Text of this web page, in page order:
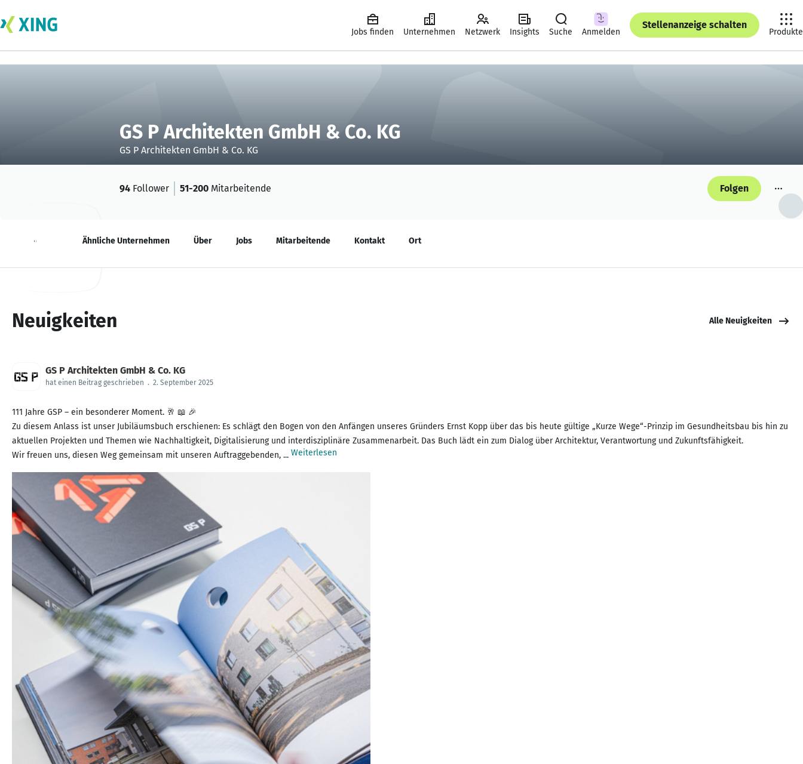
Jobs finden Unternehmen Netzwerk Insights Suche Anmelden
Stellenanzeige schalten
Produkte
GS P Architekten GmbH & Co. KG
GS P Architekten GmbH & Co. KG
94 Follower 51-200 Mitarbeitende Folgen
Neuigkeiten Ähnliche Unternehmen Über Jobs Mitarbeitende Kontakt Ort
Neuigkeiten Alle Neuigkeiten
GS P Architekten GmbH & Co. KG
hat einen Beitrag geschrieben . 2. September 2025
111 Jahre GSP – ein besonderer Moment. 🥂 📖 🎉
Zu diesem Anlass ist unser Jubiläumsbuch erschienen: Es schlägt den Bogen von den Anfängen unseres Gründers Ernst Kopp über das bis heute gültige „Kurze Wege“-Prinzip im Gesundheitsbau bis hin zu
aktuellen Projekten und Themen wie Nachhaltigkeit, Digitalisierung und interdisziplinäre Zusammenarbeit. Das Buch lädt ein zum Dialog über Architektur, Verantwortung und Zukunftsfähigkeit.
Wir freuen uns, diesen Weg gemeinsam mit unseren Auftraggebenden, ... Weiterlesen